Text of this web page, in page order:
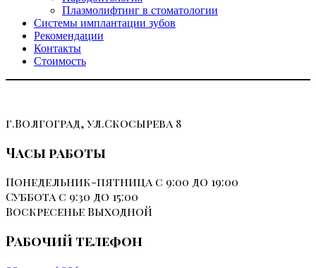
Плазмолифтинг в стоматологии
Системы имплантации зубов
Рекомендации
Контакты
Стоимость
г.Волгоград, ул.Скосырева 8
Часы работы
Понедельник-пятница с 9:00 до 19:00
Суббота с 9:30 до 15:00
ВоскресеньеВыходной
Рабочий телефон